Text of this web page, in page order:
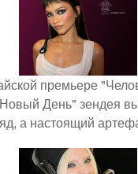
премьере
День" зендея
а настоящий